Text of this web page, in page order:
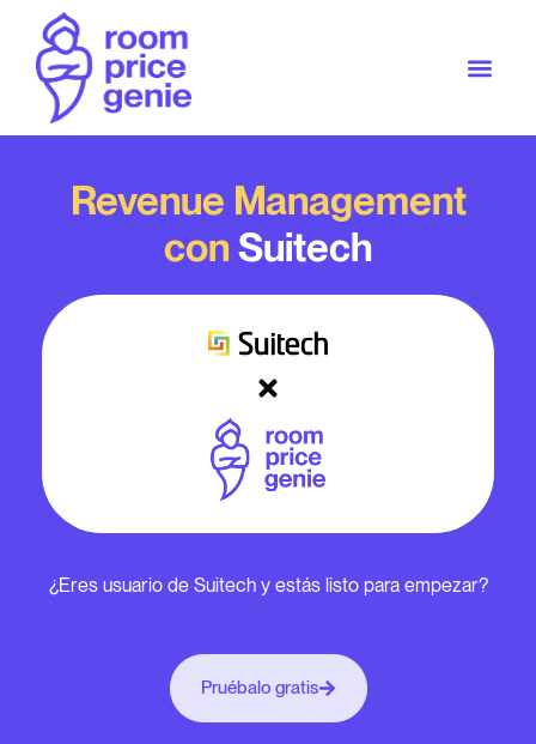
Revenue Management
con Suitech
¿Eres usuario de Suitech y estás listo para empezar?
Pruébalo gratis